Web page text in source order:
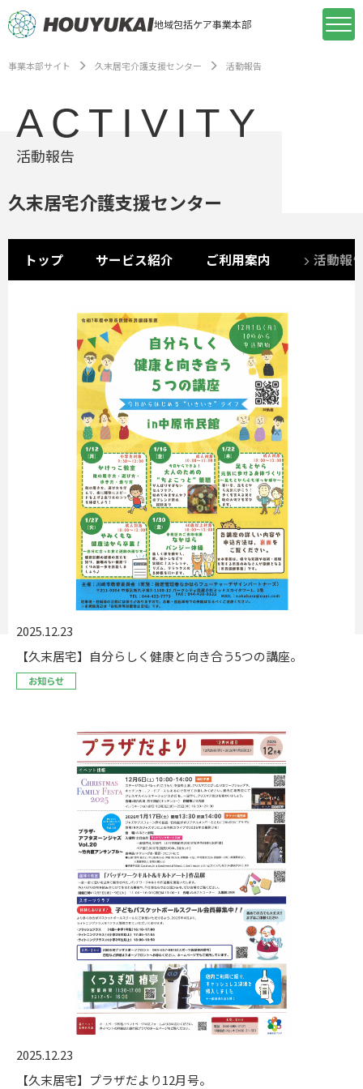
地域包括ケア事業本部
事業本部サイト 久末居宅介護支援センター 活動報告
ACTIVITY
活動報告
久末居宅介護支援センター
トップ サービス紹介 ご利用案内 活動報
2025.12.23
【久末居宅】自分らしく健康と向き合う5つの講座。
お知らせ
2025.12.23
【久末居宅】プラザだより12月号。